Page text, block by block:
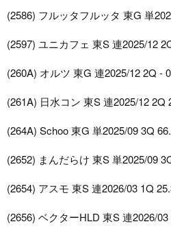
(2586) フルッタフルッタ 東G 単
(2597) ユニカフェ 東S 連2025/12
(260A) オルツ 東G 連2025/12 2Q -
(261A) 日水コン 東S 連2025/12 2Q
(264A) Schoo 東G 単2025/09 3Q
(2652) まんだらけ 東S 単2025/09
(2654) アスモ 東S 連2026/03 1Q
(2656) ベクターHLD 東S 連2026/